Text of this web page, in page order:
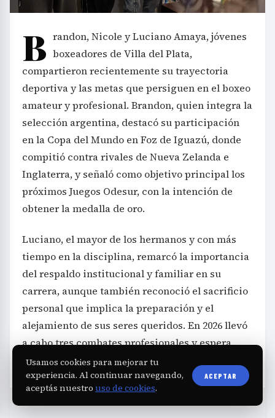
B randon, Nicole y Luciano Amaya, jóvenes
boxeadores de Villa del Plata,
compartieron recientemente su trayectoria
deportiva y las metas que persiguen en el boxeo
amateur y profesional. Brandon, quien integra la
selección argentina, destacó su participación
en la Copa del Mundo en Foz de Iguazú, donde
compitió contra rivales de Nueva Zelanda e
Inglaterra, y señaló como objetivo principal los
próximos Juegos Odesur, con la intención de
obtener la medalla de oro.
Luciano, el mayor de los hermanos y con más
tiempo en la disciplina, remarcó la importancia
del respaldo institucional y familiar en su
carrera, aunque también reconoció el sacrificio
personal que implica la preparación y el
alejamiento de sus seres queridos. En 2026 llevó
a cabo tres combates profesionales y espera
concretar algunos más en los meses venideros.
Usamos cookies para mejorar tu
experiencia. Al continuar navegando,
aceptás nuestro uso de cookies.
ACEPTAR